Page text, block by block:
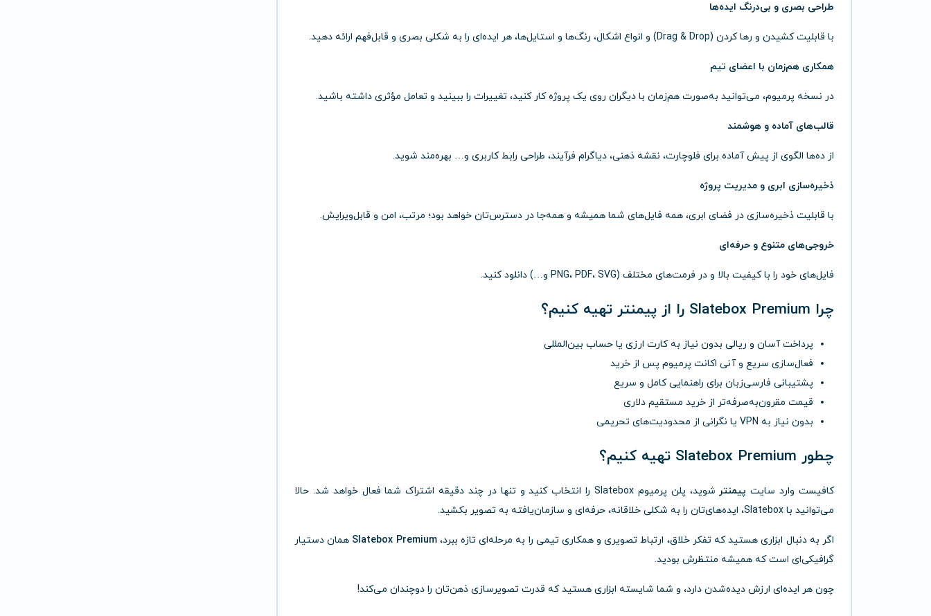
طراحی بصری و بی‌درنگ ایده‌ها
با قابلیت کشیدن و رها کردن (Drag & Drop) و انواع اشکال، رنگ‌ها و استایل‌ها، هر ایده‌ای را به شکلی بصری و قابل‌فهم ارائه دهید.
همکاری هم‌زمان با اعضای تیم
در نسخه پرمیوم، می‌توانید به‌صورت هم‌زمان با دیگران روی یک پروژه کار کنید، تغییرات را ببینید و تعامل مؤثری داشته باشید.
قالب‌های آماده و هوشمند
از ده‌ها الگوی از پیش آماده برای فلوچارت، نقشه ذهنی، دیاگرام فرآیند، طراحی رابط کاربری و… بهره‌مند شوید.
ذخیره‌سازی ابری و مدیریت پروژه
با قابلیت ذخیره‌سازی در فضای ابری، همه فایل‌های شما همیشه و همه‌جا در دسترس‌تان خواهد بود؛ مرتب، امن و قابل‌ویرایش.
خروجی‌های متنوع و حرفه‌ای
فایل‌های خود را با کیفیت بالا و در فرمت‌های مختلف (PNG، PDF، SVG و…) دانلود کنید.
چرا Slatebox Premium را از پیمنتر تهیه کنیم؟
پرداخت آسان و ریالی بدون نیاز به کارت ارزی یا حساب بین‌المللی
فعال‌سازی سریع و آنی اکانت پرمیوم پس از خرید
پشتیبانی فارسی‌زبان برای راهنمایی کامل و سریع
قیمت مقرون‌به‌صرفه‌تر از خرید مستقیم دلاری
بدون نیاز به VPN یا نگرانی از محدودیت‌های تحریمی
چطور Slatebox Premium تهیه کنیم؟
کافیست وارد سایت پیمنتر
شوید، پلن پرمیوم Slatebox را انتخاب کنید و تنها در چند دقیقه اشتراک شما فعال خواهد شد. حالا
می‌توانید با Slatebox، ایده‌های‌تان را به شکلی خلاقانه، حرفه‌ای و سازمان‌یافته به تصویر بکشید.
اگر به دنبال ابزاری هستید که تفکر خلاق، ارتباط تصویری و همکاری تیمی را به مرحله‌ای تازه ببرد،Slatebox Premium همان دستیار
گرافیکی‌ای است که همیشه منتظرش بودید.
چون هر ایده‌ای ارزش دیده‌شدن دارد، و شما شایسته ابزاری هستید که قدرت تصویرسازی ذهن‌تان را دوچندان می‌کند!